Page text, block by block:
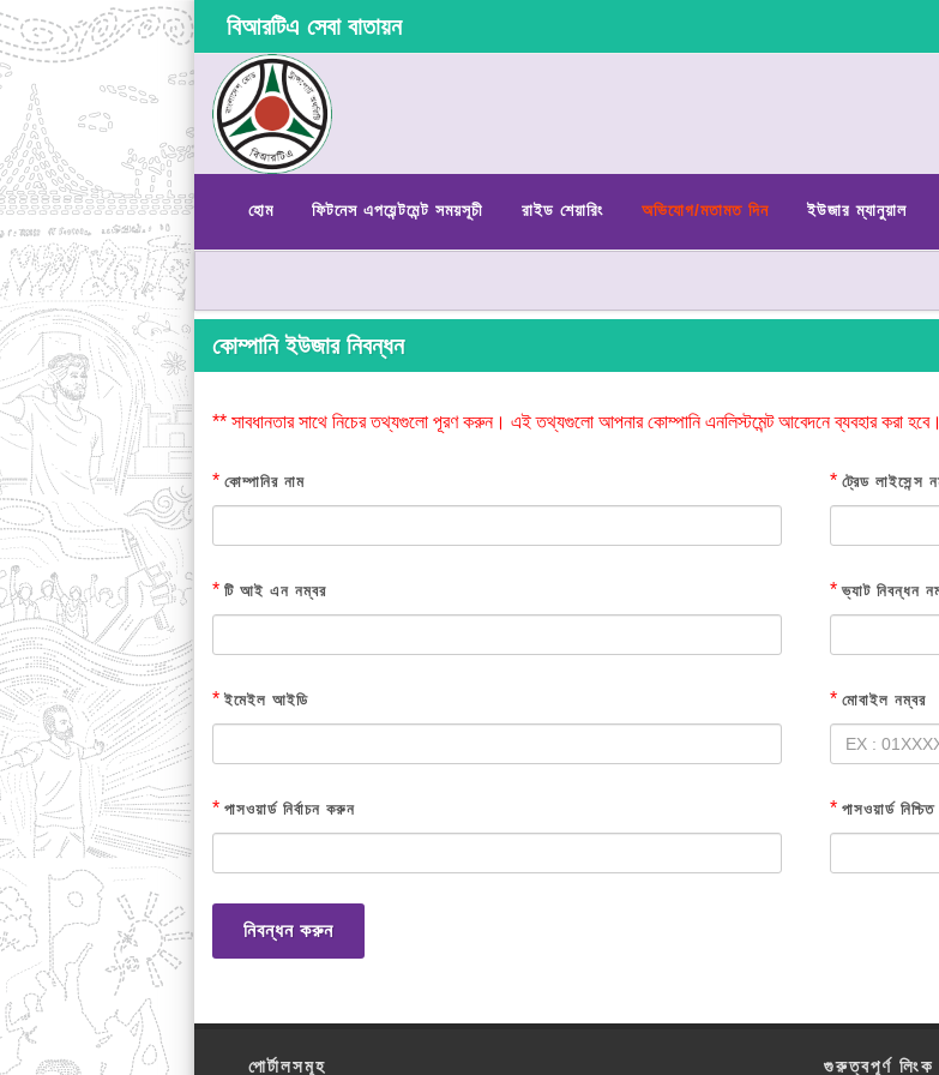
বিআরটিএ সেবা বাতায়ন
হোম ফিটনেস এপয়েন্টমেন্ট সময়সূচী রাইড শেয়ারিং অভিযোগ/মতামত দিন ইউজার ম্যানুয়াল
কোম্পানি ইউজার নিবন্ধন
** সাবধানতার সাথে নিচের তথ্যগুলো পূরণ করুন। এই তথ্যগুলো আপনার কোম্পানি এনলিস্টমেন্ট আবেদনে ব্যবহার করা হবে।
* কোম্পানির নাম * ট্রেড লাইসেন্স
* টি আই এন নম্বর * ভ্যাট নিবন্ধন
* ইমেইল আইডি * মোবাইল নম্বর
* পাসওয়ার্ড নির্বাচন করুন * পাসওয়ার্ড
নিবন্ধন করুন
পোর্টালসমূহ গুরুত্বপূর্ণ লিংক